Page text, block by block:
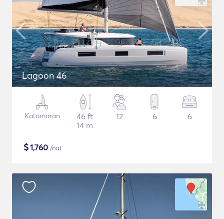
Lagoon 46
Katamaran
46 ft
14 m
12 6 6
$1,760 /nat